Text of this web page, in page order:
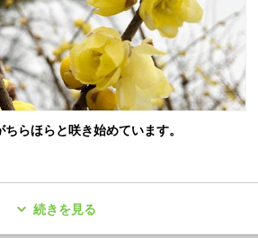
らほらと咲き始めています。
続きを見る